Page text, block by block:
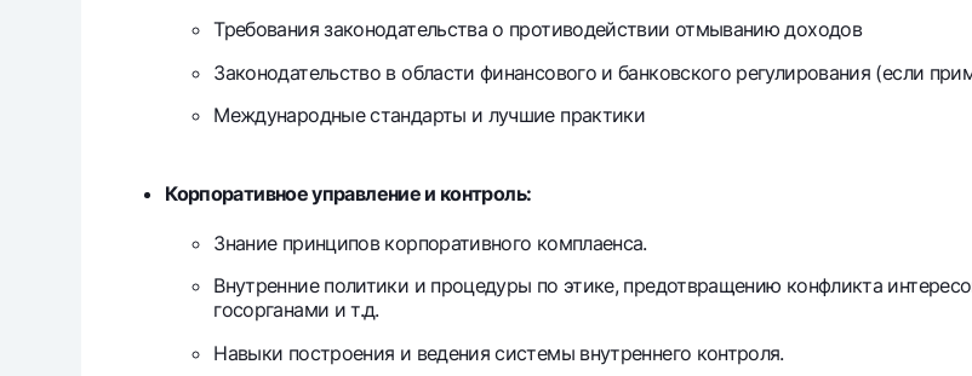
Требования законодательства о противодействии отмыванию доходов
Законодательство в области финансового и банковского регулирования (если
Международные стандарты и лучшие практики
Корпоративное управление и контроль:
Знание принципов корпоративного комплаенса.
Внутренние политики и процедуры по этике, предотвращению конфликта
госорганами и т.д.
Навыки построения и ведения системы внутреннего контроля.